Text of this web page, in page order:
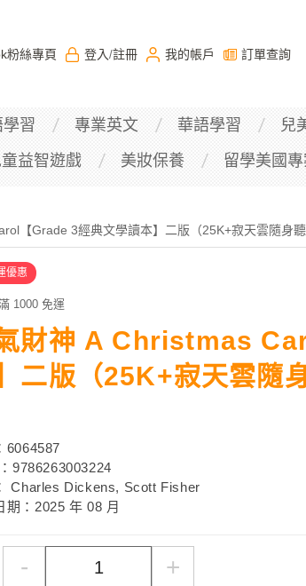
粉絲專頁 登入 /註冊 我的帳戶 訂單查詢
習 專業英文 華語學習
兒
童益智遊戲 美妝保養 留學美國
【Grade 3經典文學讀本】二版（25K+寂天雲隨身
優惠
1000 免運
財神 A Christmas
二版（25K+寂天雲隨
6064587
9786263003224
Charles Dickens, Scott Fisher
期：2025 年 08 月
- +